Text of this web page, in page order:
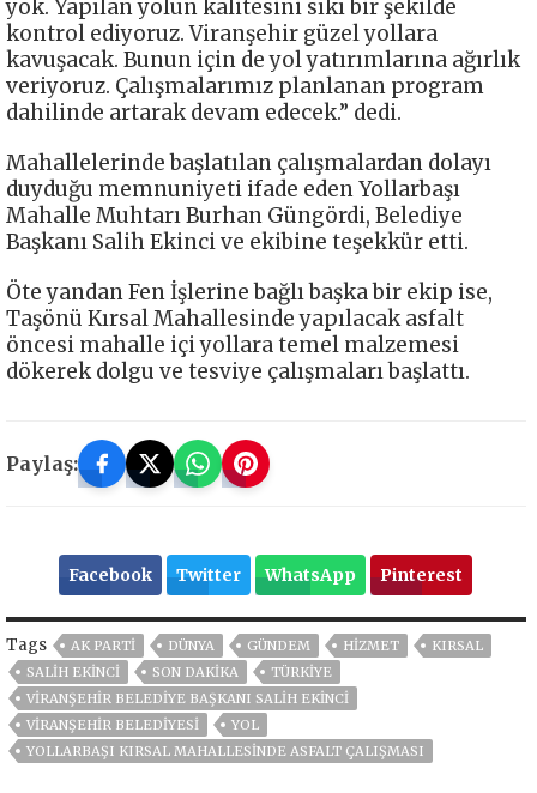
yok. Yapılan yolun kalitesini sıkı bir şekilde
kontrol ediyoruz. Viranşehir güzel yollara
kavuşacak. Bunun için de yol yatırımlarına ağırlık
veriyoruz. Çalışmalarımız planlanan program
dahilinde artarak devam edecek.” dedi.
Mahallelerinde başlatılan çalışmalardan dolayı
duyduğu memnuniyeti ifade eden Yollarbaşı
Mahalle Muhtarı Burhan Güngördi, Belediye
Başkanı Salih Ekinci ve ekibine teşekkür etti.
Öte yandan Fen İşlerine bağlı başka bir ekip ise,
Taşönü Kırsal Mahallesinde yapılacak asfalt
öncesi mahalle içi yollara temel malzemesi
dökerek dolgu ve tesviye çalışmaları başlattı.
Paylaş:
Facebook Twitter WhatsApp Pinterest
Tags AK PARTİ DÜNYA GÜNDEM HİZMET
KIRSAL
SALİH EKİNCİ
SON DAKIKA
TÜRKİYE
VIRANŞEHIR BELEDIYE BAŞKANI SALİH EKINCI
VİRANŞEHİR BELEDİYESİ
YOL
YOLLARBAŞI KIRSAL MAHALLESİNDE ASFALT ÇALIŞMASI